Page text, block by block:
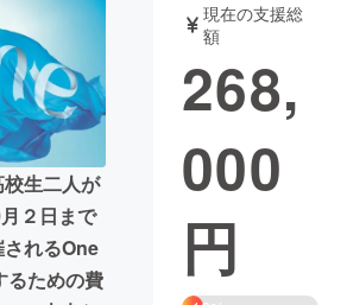
真
ー・ガジェット ゲーム・サ
書籍・雑誌
起業
生二人が
２日まで
れるOne
ための費
現在の支援総
額
268,
000
円